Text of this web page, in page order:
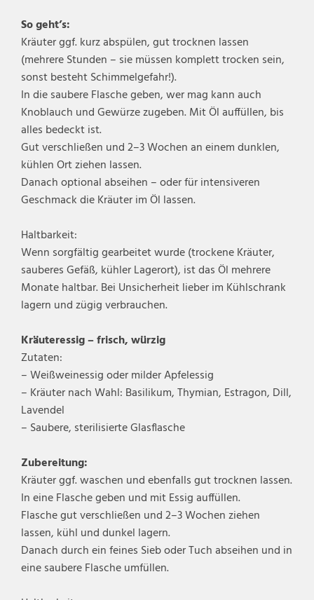
So geht’s:
Kräuter ggf. kurz abspülen, gut trocknen lassen
(mehrere Stunden – sie müssen komplett trocken sein,
sonst besteht Schimmelgefahr!).
In die saubere Flasche geben, wer mag kann auch
Knoblauch und Gewürze zugeben. Mit Öl auffüllen, bis
alles bedeckt ist.
Gut verschließen und 2–3 Wochen an einem dunklen,
kühlen Ort ziehen lassen.
Danach optional abseihen – oder für intensiveren
Geschmack die Kräuter im Öl lassen.
Haltbarkeit:
Wenn sorgfältig gearbeitet wurde (trockene Kräuter,
sauberes Gefäß, kühler Lagerort), ist das Öl mehrere
Monate haltbar. Bei Unsicherheit lieber im Kühlschrank
lagern und zügig verbrauchen.
Kräuteressig – frisch, würzig
Zutaten:
– Weißweinessig oder milder Apfelessig
– Kräuter nach Wahl: Basilikum, Thymian, Estragon, Dill,
Lavendel
– Saubere, sterilisierte Glasflasche
Zubereitung:
Kräuter ggf. waschen und ebenfalls gut trocknen lassen.
In eine Flasche geben und mit Essig auffüllen.
Flasche gut verschließen und 2–3 Wochen ziehen
lassen, kühl und dunkel lagern.
Danach durch ein feines Sieb oder Tuch abseihen und in
eine saubere Flasche umfüllen.